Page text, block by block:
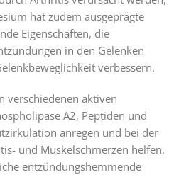
hat zudem ausgeprägte
Eigenschaften, die
in den Gelenken
verbessern.
verschiedenen aktiven
A2, Peptiden und
anregen und bei der
und Muskelschmerzen helfen.
entzündungshemmende